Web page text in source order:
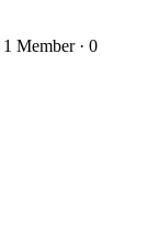
1 Member · 0